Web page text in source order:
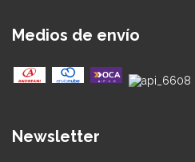
Medios de envío
Newsletter